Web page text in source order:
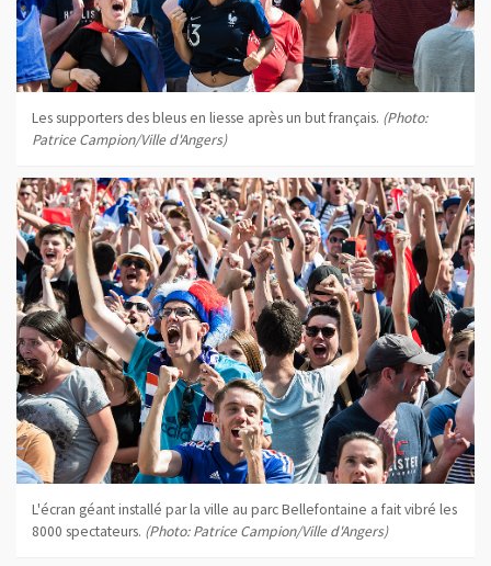
Les supporters des bleus en liesse après un but français. (Photo:
Patrice Campion/Ville d'Angers)
L'écran géant installé par la ville au parc Bellefontaine a fait vibré les
8000 spectateurs. (Photo: Patrice Campion/Ville d'Angers)